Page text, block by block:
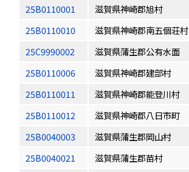
25B0110001
滋賀県神崎郡旭村
25B0110010
滋賀県神崎郡南五個荘村
25C9990002
滋賀県蒲生郡公有水面
25B0110006
滋賀県神崎郡建部村
25B0110011
滋賀県神崎郡能登川村
25B0110012
滋賀県神崎郡八日市町
25B0040003
滋賀県蒲生郡岡山村
25B0040021
滋賀県蒲生郡苗村